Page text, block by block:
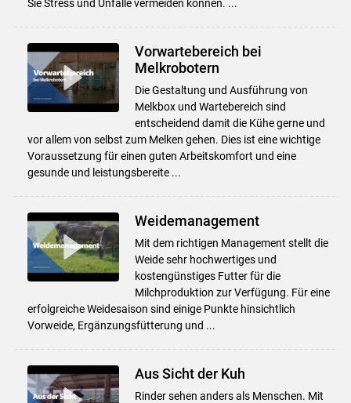
Sie Stress und Unfälle vermeiden können. ...
Vorwartebereich bei
Melkrobotern
Die Gestaltung und Ausführung von
Melkbox und Wartebereich sind
entscheidend damit die Kühe gerne und
vor allem von selbst zum Melken gehen. Dies ist eine wichtige
Voraussetzung für einen guten Arbeitskomfort und eine
gesunde und leistungsbereite ...
Weidemanagement
Mit dem richtigen Management stellt die
Weide sehr hochwertiges und
kostengünstiges Futter für die
Milchproduktion zur Verfügung. Für eine
erfolgreiche Weidesaison sind einige Punkte hinsichtlich
Vorweide, Ergänzungsfütterung und ...
Aus Sicht der Kuh
Rinder sehen anders als Menschen. Mit